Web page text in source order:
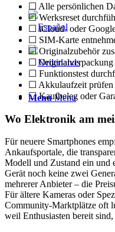
Menu Menu
☐ Alle persönlichen
☐ Werksreset
☐ iCloud- oder
☐ SIM-Karte
☐ Originalzubehör
☐ Originalverpackung
☐ Funktionstest
☐ Akkulaufzeit prüfen
☐ Kaufbeleg oder
Wo Elektronik am
Für neuere Smartphones
Ankaufsportale, die
Modell und Zustand ein und
Gerät noch keine zwei
mehrerer Anbieter – die
Für ältere Kameras oder
Community-Marktplätze oft
weil Enthusiasten bereit